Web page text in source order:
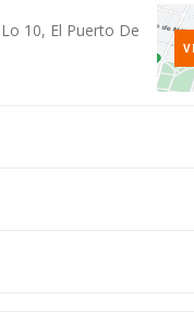
10, El Puerto De